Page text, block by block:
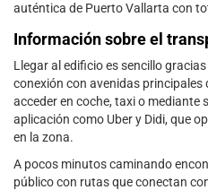
auténtica de Puerto Vallarta con
Información sobre el
Llegar al edificio es sencillo
conexión con avenidas principales
acceder en coche, taxi o mediante
aplicación como Uber y Didi, que
en la zona.
A pocos minutos caminando
público con rutas que conectan